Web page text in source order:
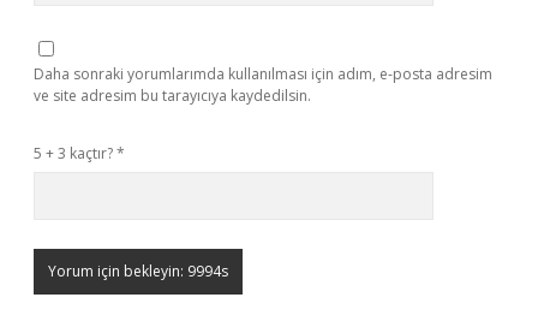
Daha sonraki yorumlarımda kullanılması için adım, e-posta adresim
ve site adresim bu tarayıcıya kaydedilsin.
5 + 3 kaçtır?*